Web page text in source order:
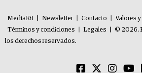
MediaKit Newsletter Contacto Valores
Términos y condiciones
Legales
© 2026.
los derechos reservados.